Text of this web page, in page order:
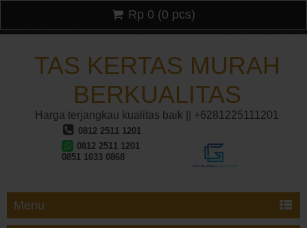
TAS KERTAS MURAH
BERKUALITAS
Harga terjangkau kualitas baik || +6281225111201
0812 2511 1201
0812 2511 1201
0851 1033 0868
Menu
Rp 0 (0 pcs)